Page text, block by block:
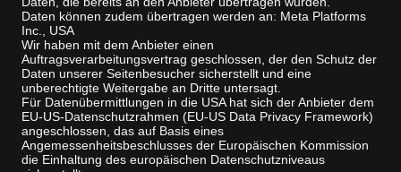
Daten können zudem übertragen werden an: Meta Platforms
Inc., USA
Wir haben mit dem Anbieter einen
Auftragsverarbeitungsvertrag geschlossen, der den Schutz der
Daten unserer Seitenbesucher sicherstellt und eine
unberechtigte Weitergabe an Dritte untersagt.
Für Datenübermittlungen in die USA hat sich der Anbieter dem
EU-US-Datenschutzrahmen (EU-US Data Privacy Framework)
angeschlossen, das auf Basis eines
Angemessenheitsbeschlusses der Europäischen Kommission
die Einhaltung des europäischen Datenschutzniveaus